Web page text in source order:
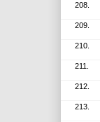
208.
209.
210.
211.
212.
213.